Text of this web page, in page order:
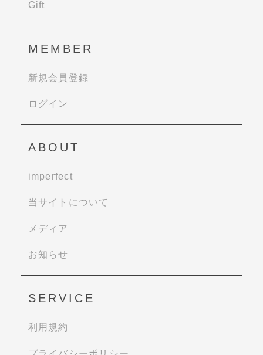
Gift
MEMBER
新規会員登録
ログイン
ABOUT
imperfect
当サイトについて
メディア
お知らせ
SERVICE
利用規約